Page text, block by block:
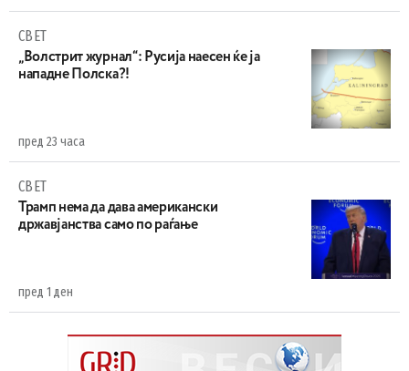
СВЕТ
„Волстрит журнал“: Русија наесен ќе ја
нападне Полска?!
пред 23 часа
СВЕТ
Трамп нема да дава американски
државјанства само по раѓање
пред 1 ден